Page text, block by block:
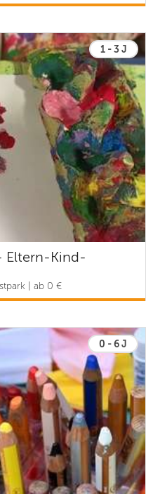
1 - 3 J
Eltern-Kind-
| ab 0 €
0 - 6 J